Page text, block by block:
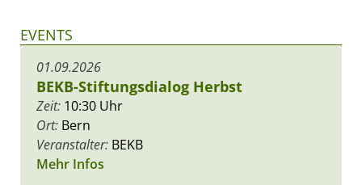
EVENTS
01.09.2026
BEKB-Stiftungsdialog Herbst
Zeit: 10:30 Uhr
Ort: Bern
Veranstalter: BEKB
Mehr Infos